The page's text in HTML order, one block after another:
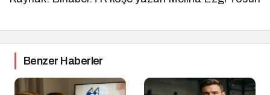
Benzer Haberler